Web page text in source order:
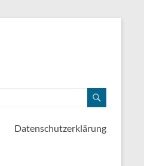
Datenschutzerklärung